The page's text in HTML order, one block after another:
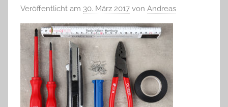
Veröffentlicht am 30. März 2017 von Andreas